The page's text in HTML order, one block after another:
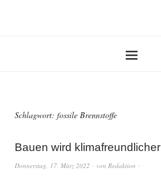
Schlagwort: fossile Brennstoffe
Bauen wird klimafreundlicher
Donnerstag, 17. März 2022 von Redaktion